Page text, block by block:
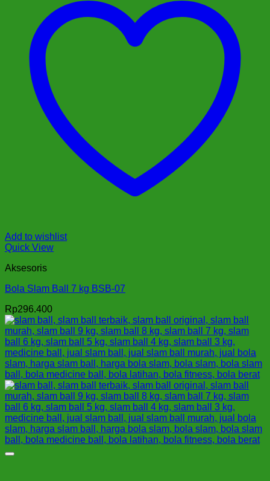
Add to wishlist
Quick View
Aksesoris
Bola Slam Ball 7 kg BSB-07
Rp296.400